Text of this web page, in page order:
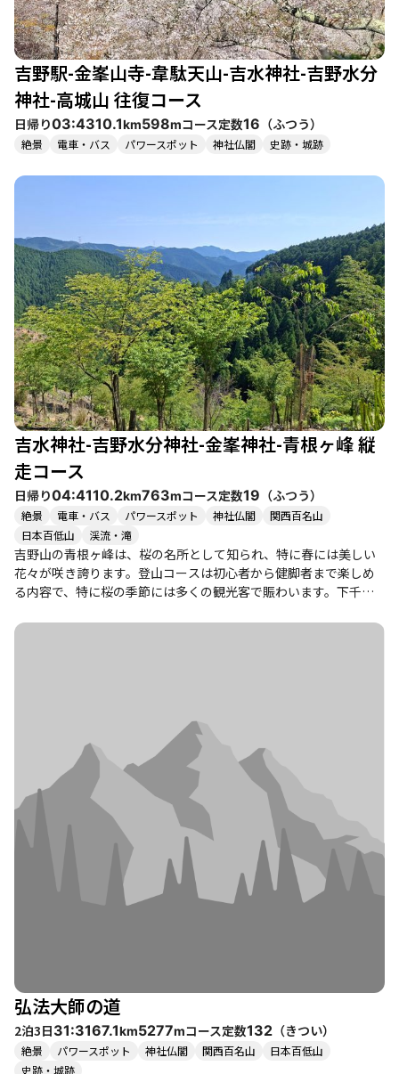
での達成感を味わいながら、自然の美しさに感謝の気持ちを抱い
ています。 周辺には、温泉や観光スポットも多く、登山後のリフ
レッシュにも最適です。吉野山の魅力は、自然の美しさだけでな
く、歴史や文化も感じられる点にあります。訪れるたびに新たな
発見があり、何度でも足を運びたくなる場所です。
吉野駅-金峯山寺-韋駄天山-吉水神社-吉野水分
神社-高城山 往復コース
日帰り03:4310.1km598mコース定数16 （ふつう）
絶景 電車・バス パワースポット 神社仏閣 史跡・城跡
吉水神社-吉野水分神社-金峯神社-青根ヶ峰 縦
走コース
日帰り04:4110.2km763mコース定数19 （ふつう）
絶景 電車・バス パワースポット 神社仏閣
関西百名山
日本百低山
渓流・滝
吉野山の青根ヶ峰は、桜の名所として知られ、特に春には美しい
花々が咲き誇ります。登山コースは初心者から健脚者まで楽しめ
る内容で、特に桜の季節には多くの観光客で賑わいます。下千本
します。特に、青根ヶ峰からの眺望は素晴らしく、山々が桜色に
道は整備されていますが、急な下り坂や滑りやすい場所もあるた
め、注意が必要です。 コースの途中には、金峯神社や吉野水分神
社などの歴史的なスポットもあり、神社の境内には美しい枝垂れ
桜が見事に咲いています。特に、金峯山寺の周辺は観光客で賑わ
い、地元の名物である柿の葉寿司を楽しむこともできます。 春の
訪れを感じながら、桜を愛でる登山は、心に残る素晴らしい体験
となるでしょう。特に、友人や家族と一緒に訪れると、より一層
楽しめることでしょう。コースの整備状況も良好で、アクセスも
便利なため、気軽に訪れることができます。
弘法大師の道
2泊3日31:3167.1km5277mコース定数132 （きつい）
絶景 パワースポット 神社仏閣 関西百名山
日本百低山
史跡・城跡